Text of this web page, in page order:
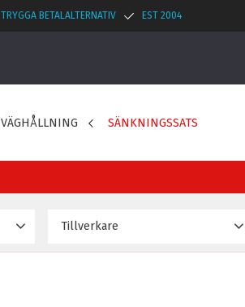
TRYGGA BETALALTERNATIV EST 2004
VÄGHÅLLNING SÄNKNINGSSATS
Tillverkare